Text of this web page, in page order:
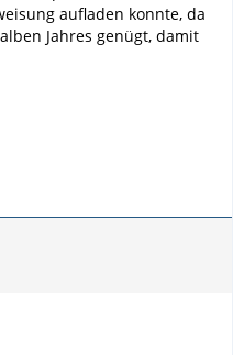
aufladen konnte, da
Jahres genügt, damit